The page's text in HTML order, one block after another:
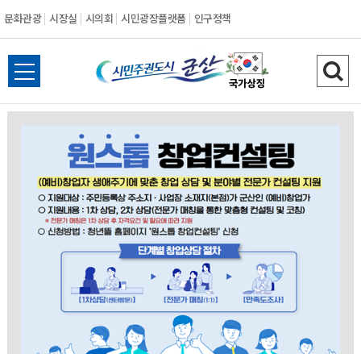
문화관광 시장실 시의회 시민광장플랫폼 인구정책
시
민
주
권
도
시
군
산
전
체
검
색